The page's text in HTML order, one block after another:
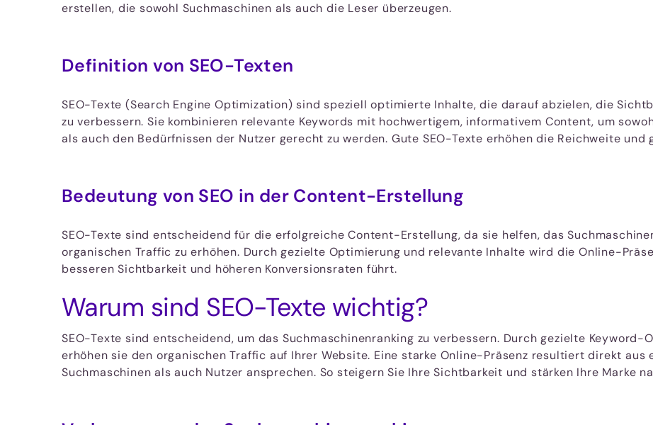
erstellen, die sowohl Suchmaschinen als auch die Leser überzeugen.
Definition von SEO-Texten
SEO-Texte (Search Engine Optimization) sind speziell optimierte Inhalte, die darauf abzielen, die
zu verbessern. Sie kombinieren relevante Keywords mit hochwertigem, informativem Content, um
als auch den Bedürfnissen der Nutzer gerecht zu werden. Gute SEO-Texte erhöhen die Reichweite
Bedeutung von SEO in der Content-Erstellung
SEO-Texte sind entscheidend für die erfolgreiche Content-Erstellung, da sie helfen, das
organischen Traffic zu erhöhen. Durch gezielte Optimierung und relevante Inhalte wird die Online-
besseren Sichtbarkeit und höheren Konversionsraten führt.
Warum sind SEO-Texte wichtig?
SEO-Texte sind entscheidend, um das Suchmaschinenranking zu verbessern. Durch gezielte
erhöhen sie den organischen Traffic auf Ihrer Website. Eine starke Online-Präsenz resultiert direkt aus
Suchmaschinen als auch Nutzer ansprechen. So steigern Sie Ihre Sichtbarkeit und stärken Ihre Marke